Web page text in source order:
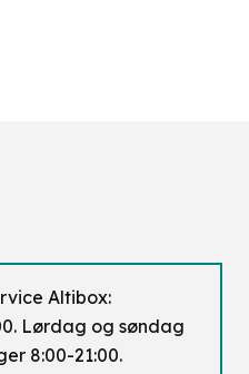
Altibox:
Lørdag og søndag
8:00-21:00.